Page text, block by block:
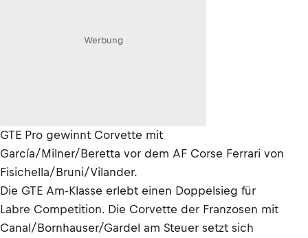
Werbung
GTE Pro gewinnt Corvette mit
García/Milner/Beretta vor dem AF Corse Ferrari von
Fisichella/Bruni/Vilander.
Die GTE Am-Klasse erlebt einen Doppelsieg für
Labre Competition. Die Corvette der Franzosen mit
Canal/Bornhauser/Gardel am Steuer setzt sich